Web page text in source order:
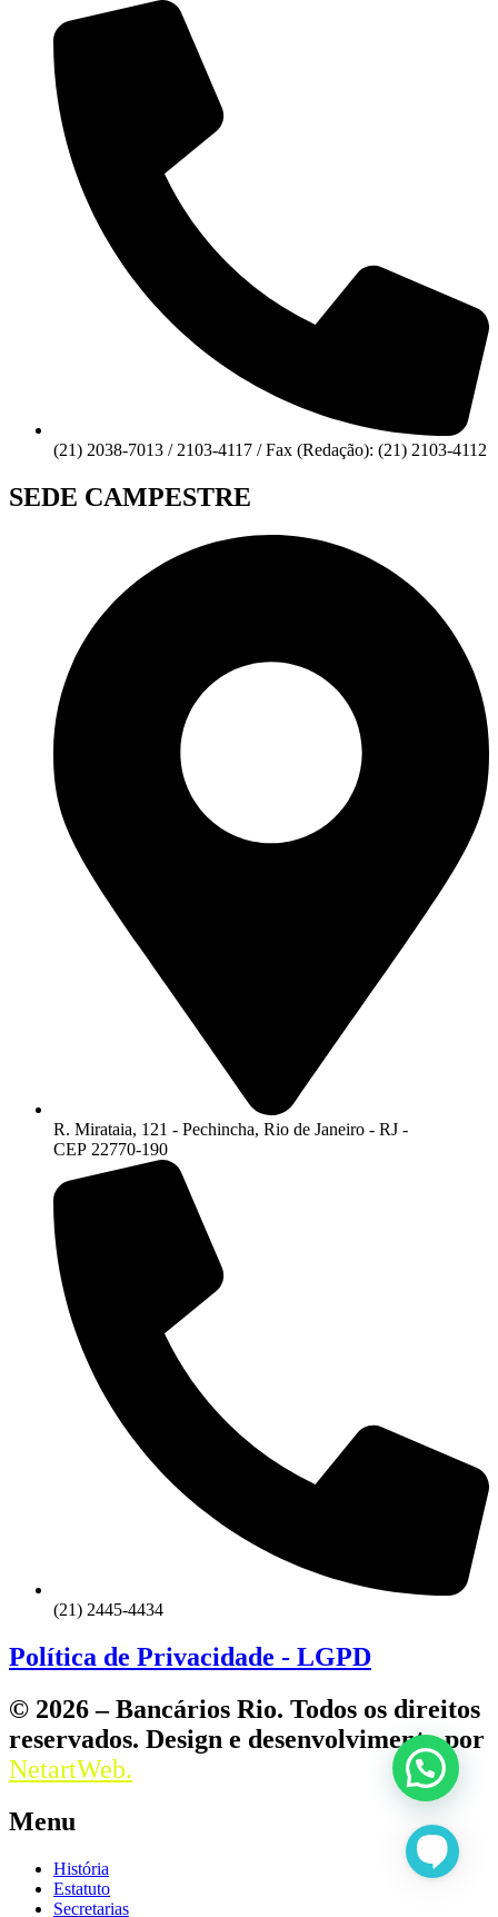
(21) 2038-7013 / 2103-4117 / Fax (Redação): (21) 2103-4112
SEDE CAMPESTRE
R. Mirataia, 121 - Pechincha, Rio de Janeiro - RJ -
CEP 22770-190
(21) 2445-4434
Política de Privacidade - LGPD
© 2026 – Bancários Rio. Todos os direitos
reservados. Design e desenvolvimento por
NetartWeb.
Menu
História
Estatuto
Secretarias